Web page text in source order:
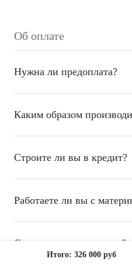
Итого: 326 000 руб
Об оплате
Нужна ли предоплата?
Каким образом
Строите ли вы в кредит?
Работаете ли вы с
Сколько стоит доставка?